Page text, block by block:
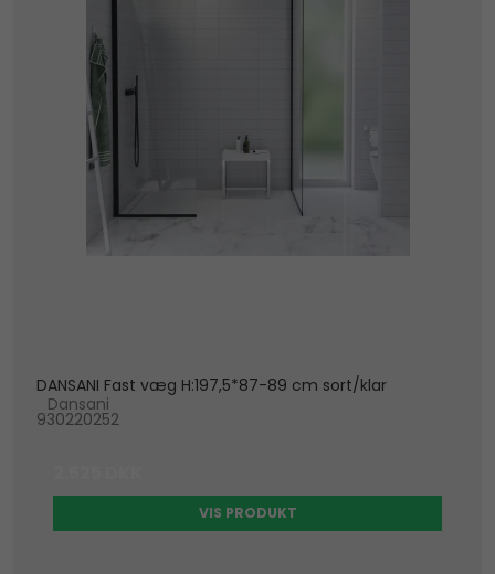
DANSANI Fast væg H:197,5*87-89 cm sort/klar
Dansani
930220252
VIS PRODUKT